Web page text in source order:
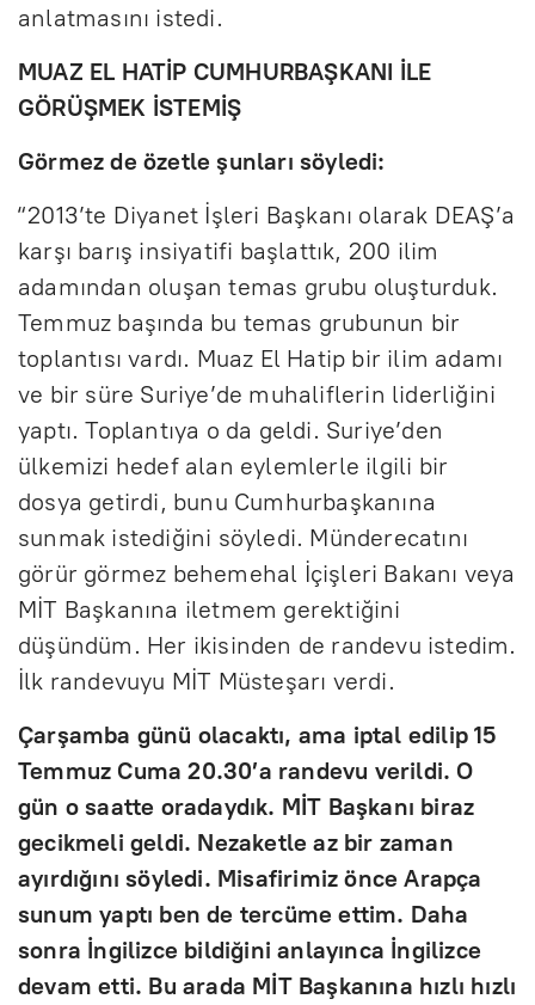
anlatmasını istedi.
MUAZ EL HATİP CUMHURBAŞKANI İLE
GÖRÜŞMEK İSTEMİŞ
Görmez de özetle şunları söyledi:
“2013’te Diyanet İşleri Başkanı olarak DEAŞ’a
karşı barış insiyatifi başlattık, 200 ilim
adamından oluşan temas grubu oluşturduk.
Temmuz başında bu temas grubunun bir
toplantısı vardı. Muaz El Hatip bir ilim adamı
ve bir süre Suriye’de muhaliflerin liderliğini
yaptı. Toplantıya o da geldi. Suriye’den
ülkemizi hedef alan eylemlerle ilgili bir
dosya getirdi, bunu Cumhurbaşkanına
sunmak istediğini söyledi. Münderecatını
görür görmez behemehal İçişleri Bakanı veya
MİT Başkanına iletmem gerektiğini
düşündüm. Her ikisinden de randevu istedim.
İlk randevuyu MİT Müsteşarı verdi.
Çarşamba günü olacaktı, ama iptal edilip 15
Temmuz Cuma 20.30’a randevu verildi. O
gün o saatte oradaydık. MİT Başkanı biraz
gecikmeli geldi. Nezaketle az bir zaman
ayırdığını söyledi. Misafirimiz önce Arapça
sunum yaptı ben de tercüme ettim. Daha
sonra İngilizce bildiğini anlayınca İngilizce
devam etti. Bu arada MİT Başkanına hızlı hızlı